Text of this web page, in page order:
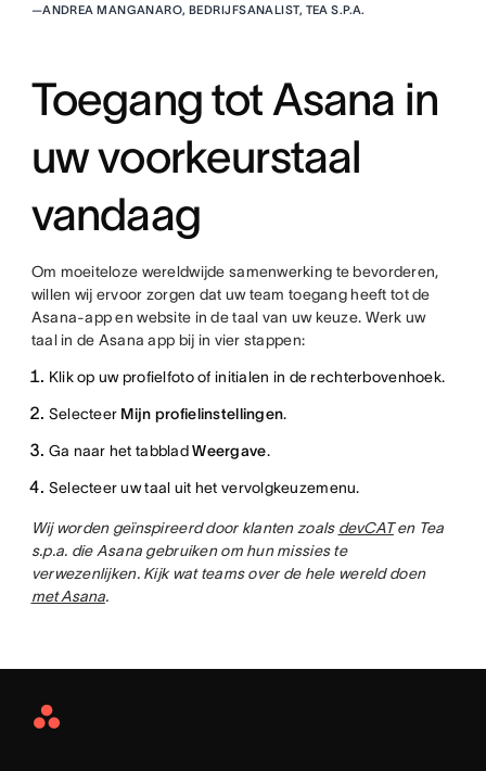
—ANDREA MANGANARO, BEDRIJFSANALIST, TEA S.P.A.
Toegang tot Asana in
uw voorkeurstaal
vandaag
Om moeiteloze wereldwijde samenwerking te bevorderen,
willen wij ervoor zorgen dat uw team toegang heeft tot de
Asana-app en website in de taal van uw keuze. Werk uw
taal in de Asana app bij in vier stappen:
Klik op uw profielfoto of initialen in de rechterbovenhoek.
Selecteer Mijn profielinstellingen.
Ga naar het tabbladWeergave.
Selecteer uw taal uit het vervolgkeuzemenu.
Wij worden geïnspireerd door klanten zoals devCATen Tea
s.p.a. die Asana gebruiken om hun missies te
verwezenlijken. Kijk wat teams over de hele wereld doen
met Asana.
Asana